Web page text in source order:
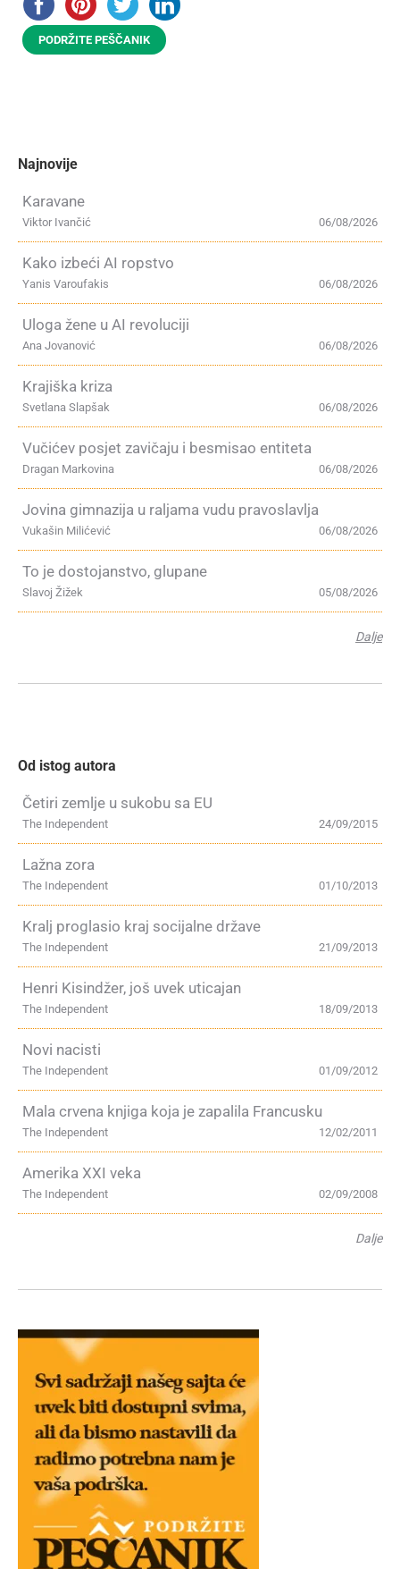
PODRŽITE PEŠČANIK
Najnovije
Karavane
06/08/2026
Viktor Ivančić
Kako izbeći AI ropstvo
06/08/2026
Yanis Varoufakis
Uloga žene u AI revoluciji
06/08/2026
Ana Jovanović
Krajiška kriza
06/08/2026
Svetlana Slapšak
Vučićev posjet zavičaju i besmisao entiteta
06/08/2026
Dragan Markovina
Jovina gimnazija u raljama vudu pravoslavlja
06/08/2026
Vukašin Milićević
To je dostojanstvo, glupane
05/08/2026
Slavoj Žižek
Dalje
Od istog autora
Četiri zemlje u sukobu sa EU
24/09/2015
The Independent
Lažna zora
01/10/2013
The Independent
Kralj proglasio kraj socijalne države
21/09/2013
The Independent
Henri Kisindžer, još uvek uticajan
18/09/2013
The Independent
Novi nacisti
01/09/2012
The Independent
Mala crvena knjiga koja je zapalila Francusku
12/02/2011
The Independent
Amerika XXI veka
02/09/2008
The Independent
Dalje